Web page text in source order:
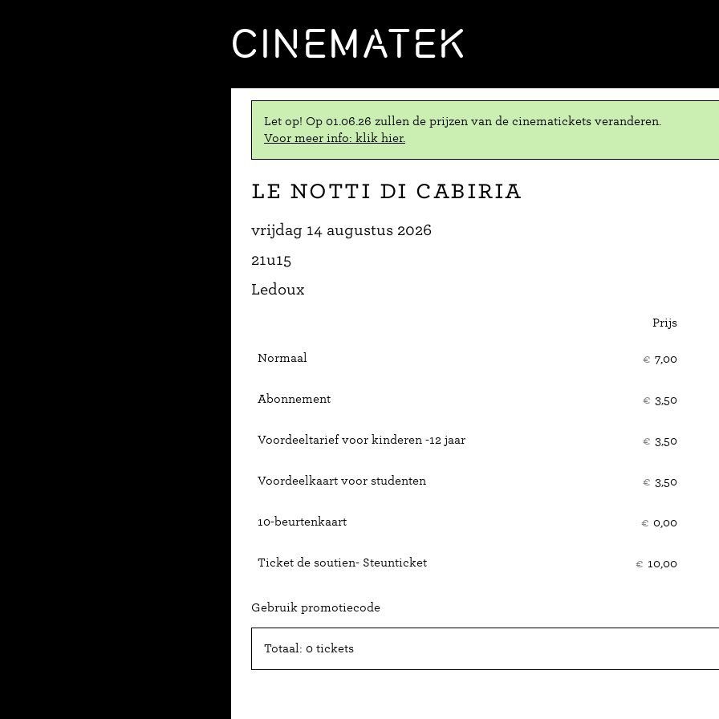
CINEMATEK
Let op! Op 01.06.26 zullen de prijzen van de cinematickets veranderen.
Voor meer info: klik hier.
Le notti di Cabiria
vrijdag 14 augustus 2026
21u15
Ledoux
Prijs
Normaal
€ 7,00
Abonnement € 3,50
Voordeeltarief voor kinderen -12 jaar € 3,50
Voordeelkaart voor studenten € 3,50
10-beurtenkaart € 0,00
Ticket de soutien- Steunticket € 10,00
Gebruik promotiecode
Totaal: 0 tickets